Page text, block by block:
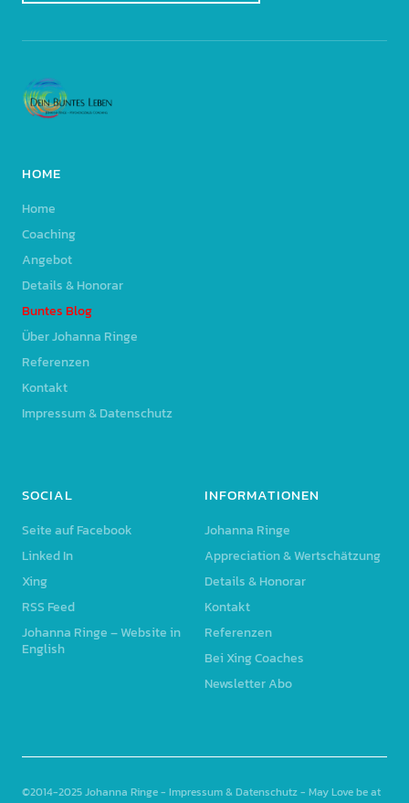
HOME
Home
Coaching
Angebot
Details & Honorar
Buntes Blog
Über Johanna Ringe
Referenzen
Kontakt
Impressum & Datenschutz
SOCIAL
Seite auf Facebook
Linked In
Xing
RSS Feed
Johanna Ringe – Website in
English
INFORMATIONEN
Johanna Ringe
Appreciation & Wertschätzung
Details & Honorar
Kontakt
Referenzen
Bei Xing Coaches
Newsletter Abo
©2014-2025Johanna Ringe- Impressum & Datenschutz- May Love be at